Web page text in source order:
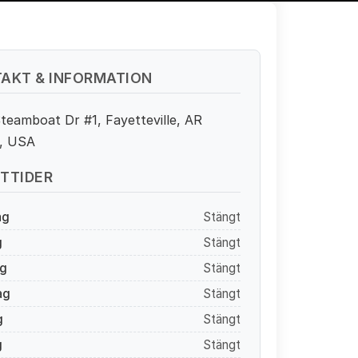
& INFORMATION
Dr #1, Fayetteville, AR
USA
Stängt
Stängt
Stängt
Stängt
Stängt
Stängt